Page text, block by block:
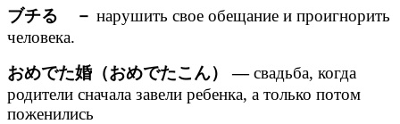
ブチる － нарушить свое обещание и проигнорить
человека.
おめでた婚（おめでたこん） —свадьба, когда
родители сначала завели ребенка, а только потом
поженились